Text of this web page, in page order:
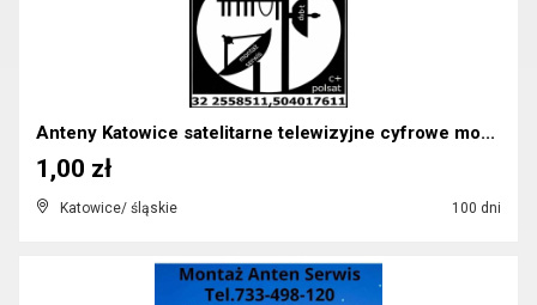
Anteny Katowice satelitarne telewizyjne cyfrowe mo...
Katowice/ śląskie 100 dni
1,00 zł